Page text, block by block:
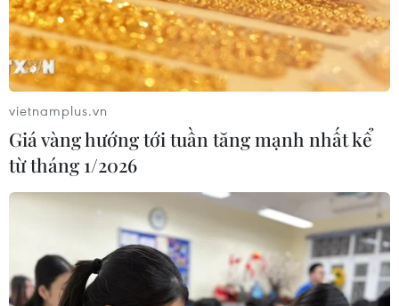
CƠ QUAN CHỦ QUẢN: THÔNG TẤN XÃ VIỆT NAM
Tổng Biên tập: TRẦN TIẾN DUẨN
Phó Tổng Biên tập: NGUYỄN THỊ TÁM, KHÚC THANH
THỦY
Quy định sử dụng
RSS
Hỗ trợ
Ngôn ngữ
TTXVN
vietnamplus.vn
Giá vàng hướng tới tuần tăng mạnh nhất kể
từ tháng 1/2026